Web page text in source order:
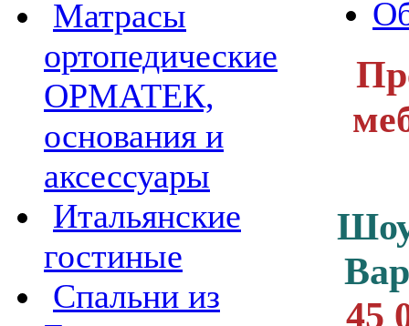
Матрасы
ортопедические
ОРМАТЕК,
основания и
аксессуары
Итальянские
гостиные
Спальни из
45